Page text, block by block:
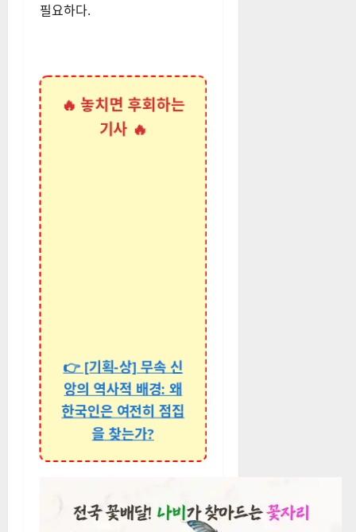
필요하다.
🔥 놓치면 후회하는
기사 🔥
👉 [기획-상] 무속 신
앙의 역사적 배경: 왜
한국인은 여전히 점집
을 찾는가?